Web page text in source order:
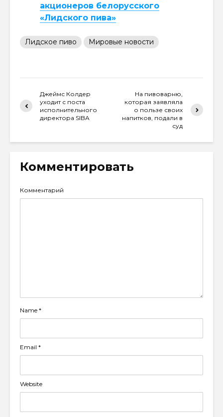
акционеров белорусского
«Лидского пива»
Лидское пиво Мировые новости
Джеймс Колдер
уходит с поста
исполнительного
директора SIBA
На пивоварню,
которая заявляла
о пользе своих
напитков, подали в
суд
Комментировать
Комментарий
Name *
Email *
Website